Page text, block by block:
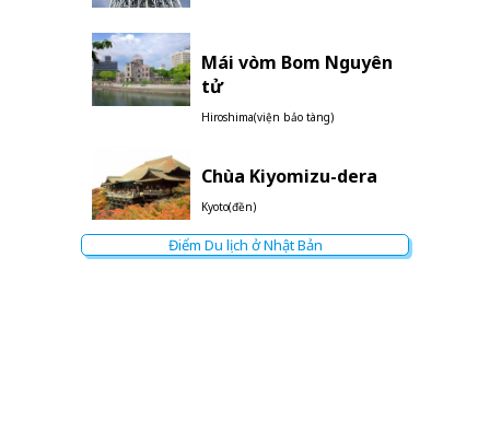
Mái vòm Bom Nguyên
tử
Hiroshima(viện bảo tàng)
Chùa Kiyomizu-dera
Kyoto(đền)
Điểm Du lịch ở Nhật Bản